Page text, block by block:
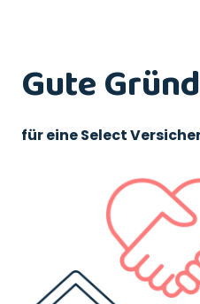
Gute
für eine Select